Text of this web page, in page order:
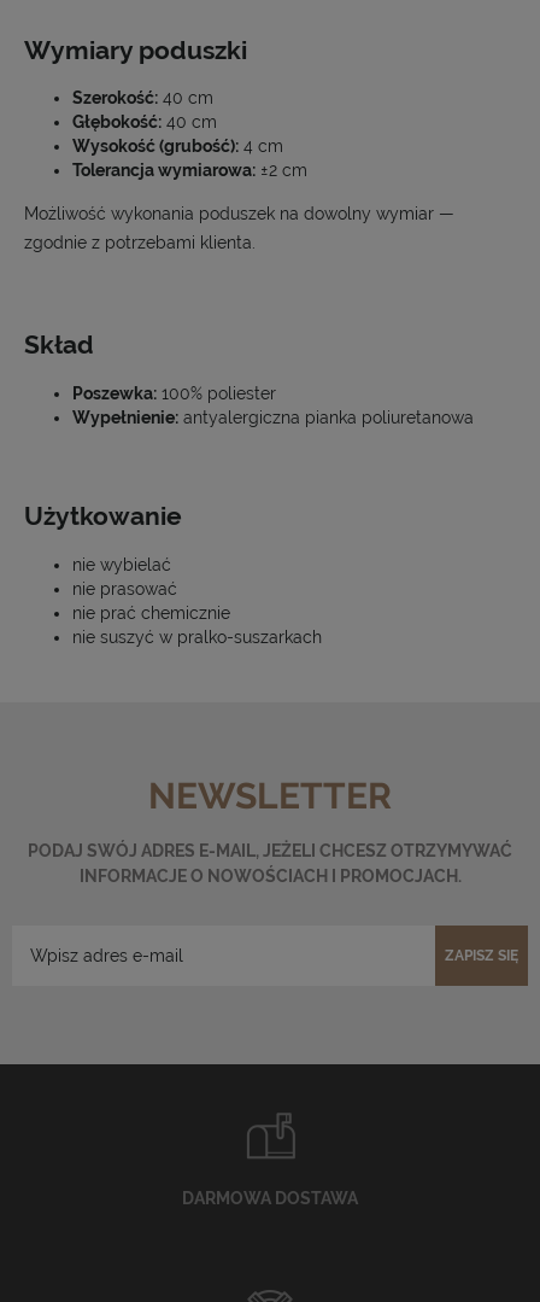
Wymiary poduszki
Szerokość: 40 cm
Głębokość: 40 cm
Wysokość (grubość): 4 cm
Tolerancja wymiarowa: ±2 cm
Możliwość wykonania poduszek na dowolny wymiar —
zgodnie z potrzebami klienta.
Skład
Poszewka: 100% poliester
Wypełnienie: antyalergiczna pianka poliuretanowa
Użytkowanie
nie wybielać
nie prasować
nie prać chemicznie
nie suszyć w pralko-suszarkach
NEWSLETTER
PODAJ SWÓJ ADRES E-MAIL, JEŻELI CHCESZ OTRZYMYWAĆ
INFORMACJE O NOWOŚCIACH I PROMOCJACH.
ZAPISZ SIĘ
DARMOWA DOSTAWA